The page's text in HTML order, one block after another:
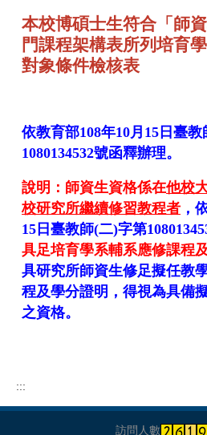
本校博碩士生符合「師
門課程架構表所列培育
對象條件檢核表
依教育部108年10月15日臺
1080134532號函釋辦理。
說明： 師資生資格係在他校
校研究所繼續修習教程者 ，
15日臺教師(二)字第
具足培育學系輔系應修課程
具研究所師資生修足擬任教
程及學分證明，得視為具備
之資格。
:::
訪問人數